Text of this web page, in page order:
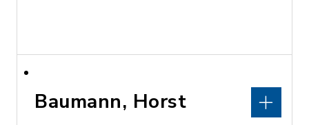
Baumann, Horst